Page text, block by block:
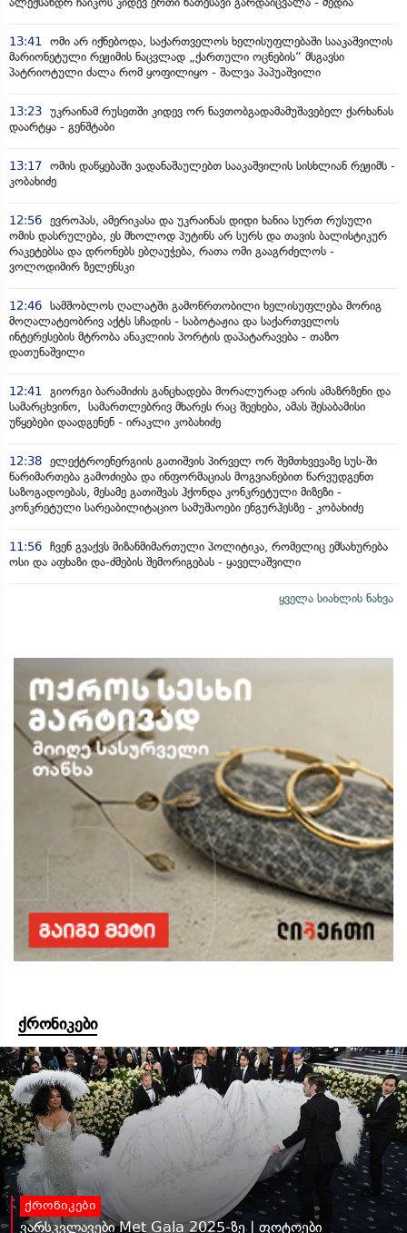
13:41
ომი არ იქნებოდა, საქართველოს ხელისუფლებაში სააკაშვილის
მარიონეტული რეჟიმის ნაცვლად „ქართული ოცნების“ მსგავსი
პატრიოტული ძალა რომ ყოფილიყო - შალვა პაპუაშვილი
13:23 უკრაინამ რუსეთში კიდევ ორ ნავთობგადამამუშავებელ ქარხანას
დაარტყა - გენშტაბი
13:17 ომის დაწყებაში ვადანაშაულებთ სააკაშვილის სისხლიან რეჟიმს -
კობახიძე
12:56 ევროპას, ამერიკასა და უკრაინას დიდი ხანია სურთ რუსული
ომის დასრულება, ეს მხოლოდ პუტინს არ სურს და თავის ბალისტიკურ
რაკეტებსა და დრონებს ებღაუჭება, რათა ომი გააგრძელოს -
ვოლოდიმირ ზელენსკი
12:46 სამშობლოს ღალატში გამოწრთობილი ხელისუფლება მორიგ
მოღალატეობრივ აქტს სჩადის - საბოტაჟია და საქართველოს
ინტერესების მტრობა ანაკლიის პორტის დაპატარავება - თაზო
დათუნაშვილი
12:41
გიორგი ბარამიძის განცხადება მორალურად არის ამაზრზენი და
სამარცხვინო, სამართლებრივ მხარეს რაც შეეხება, ამას შესაბამისი
უწყებები დაადგენენ - ირაკლი კობახიძე
12:38 ელექტროენერგიის გათიშვის პირველ ორ შემთხვევაზე სუს-ში
წარიმართება გამოძიება და ინფორმაციას მოგვიანებით წარვუდგენთ
საზოგადოებას, მესამე გათიშვას ჰქონდა კონკრეტული მიზეზი -
კონკრეტული სარეაბილიტაციო სამუშაოები ენგურჰესზე - კობახიძე
11:56 ჩვენ გვაქვს მიზანმიმართული პოლიტიკა, რომელიც ემსახურება
ოსი და აფხაზი და-ძმების შემორიგებას - ყაველაშვილი
ყველა სიახლის ნახვა
ქრონიკები
ქრონიკები
ვარსკვლავები Met Gala 2025-ზე | ფოტოები